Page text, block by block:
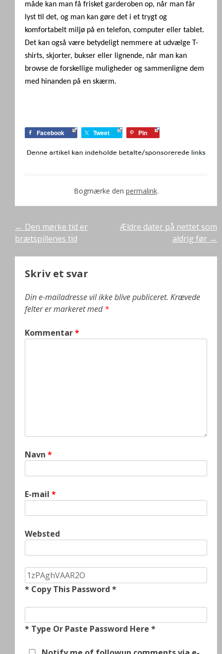
måde kan man få frisket garderoben op, når man får
lyst til det, og man kan gøre det i et trygt og
komfortabelt miljø på en telefon, computer eller tablet.
Det kan også være betydeligt nemmere at udvælge T-
shirts, skjorter, bukser eller lignende, når man kan
browse de forskellige muligheder og sammenligne dem
med hinanden på en skærm.
Facebook Tweet Pin
Bogmærke den permalink.
Indlæg
navigation
← Den mørke tid er
brætspillenes tid
Ældre dater på nettet som
aldrig før →
Skriv et svar
Din e-mailadresse vil ikke blive publiceret. Krævede
felter er markeret med*
Kommentar*
Navn *
E-mail *
Websted
* Copy This Password *
* Type Or Paste Password Here *